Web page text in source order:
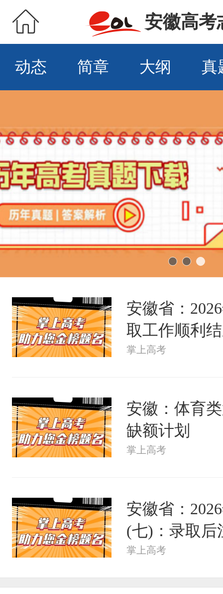
安徽高考
动态 简章 大纲 真
安徽省：
取工作顺利
掌上高考
安徽：体育
缺额计划
掌上高考
安徽省：
(七)：录取后
掌上高考